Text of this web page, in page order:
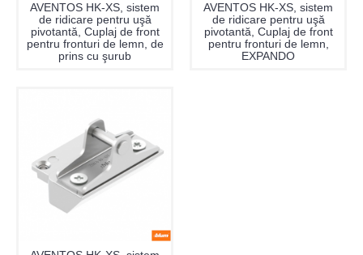
AVENTOS HK-XS, sistem
de ridicare pentru uşă
pivotantă, Cuplaj de front
pentru fronturi de lemn, de
prins cu şurub
AVENTOS HK-XS, sistem
de ridicare pentru uşă
pivotantă, Cuplaj de front
pentru fronturi de lemn,
EXPANDO